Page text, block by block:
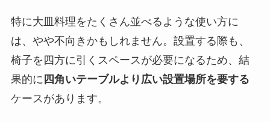
特に大皿料理をたくさん並べるような使い方に
は、やや不向きかもしれません。設置する際も、
椅子を四方に引くスペースが必要になるため、結
果的に 四角いテーブルより広い設置場所を要する
ケースがあります。